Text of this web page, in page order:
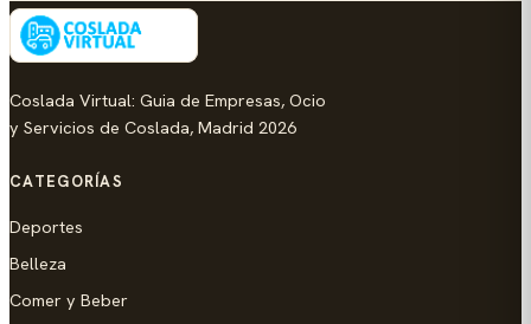
Coslada Virtual: Guia de Empresas, Ocio
y Servicios de Coslada, Madrid 2026
CATEGORÍAS
Deportes
Belleza
Comer y Beber